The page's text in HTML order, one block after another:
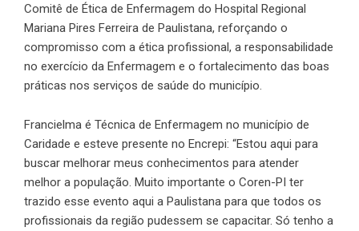
Comitê de Ética de Enfermagem do Hospital Regional
Mariana Pires Ferreira de Paulistana, reforçando o
compromisso com a ética profissional, a responsabilidade
no exercício da Enfermagem e o fortalecimento das boas
práticas nos serviços de saúde do município.
Francielma é Técnica de Enfermagem no município de
Caridade e esteve presente no Encrepi: “Estou aqui para
buscar melhorar meus conhecimentos para atender
melhor a população. Muito importante o Coren-PI ter
trazido esse evento aqui a Paulistana para que todos os
profissionais da região pudessem se capacitar. Só tenho a